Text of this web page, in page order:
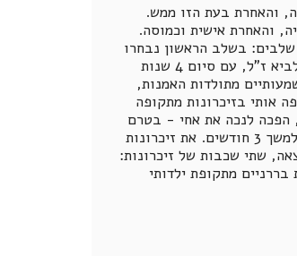
והאחרת בעת הזו ממש.
והאחרת אישית וכמוסה.
בשלב הראשון נבחרו
עבודות גדולות וממוסגרות שהצגתי בשנת 1991 כפרויקט גמר וכתערוכת יחיד, בהנחיית האמן רפי לביא ז"ל, עם סיום 4 שנות
מתולדות האמנות,
אותי בזיכרונות מתקופה
הפכה לנכה את אחי - בטרם
מלאו לו שנה, ומוטטה נפשית את אמי - אז בת 24. גם אז נכפה עלי ועל בני משפחתי סגר מהודק למשך 3 חודשים. את זיכרונות
שתי שכבות של זיכרונות:
מתקופת ילדותי